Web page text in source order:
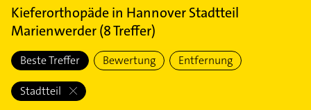
Kieferorthopädein Hannover Stadtteil
Marienwerder(8Treffer)
Beste Treffer Bewertung Entfernung
Stadtteil